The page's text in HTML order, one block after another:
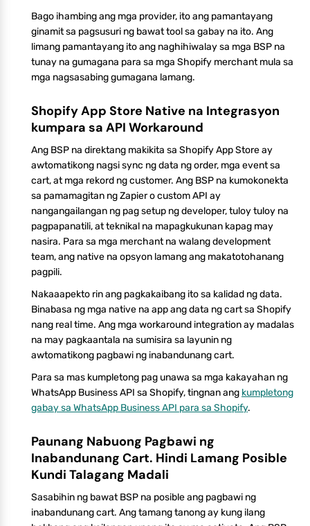
Bago ihambing ang mga provider, ito ang pamantayang
ginamit sa pagsusuri ng bawat tool sa gabay na ito. Ang
limang pamantayang ito ang naghihiwalay sa mga BSP na
tunay na gumagana para sa mga Shopify merchant mula sa
mga nagsasabing gumagana lamang.
Shopify App Store Native na Integrasyon
kumpara sa API Workaround
Ang BSP na direktang makikita sa Shopify App Store ay
awtomatikong nagsi sync ng data ng order, mga event sa
cart, at mga rekord ng customer. Ang BSP na kumokonekta
sa pamamagitan ng Zapier o custom API ay
nangangailangan ng pag setup ng developer, tuloy tuloy na
pagpapanatili, at teknikal na mapagkukunan kapag may
nasira. Para sa mga merchant na walang development
team, ang native na opsyon lamang ang makatotohanang
pagpili.
Nakaaapekto rin ang pagkakaibang ito sa kalidad ng data.
Binabasa ng mga native na app ang data ng cart sa Shopify
nang real time. Ang mga workaround integration ay madalas
na may pagkaantala na sumisira sa layunin ng
awtomatikong pagbawi ng inabandunang cart.
Para sa mas kumpletong pag unawa sa mga kakayahan ng
WhatsApp Business API sa Shopify, tingnan ang kumpletong
gabay sa WhatsApp Business API para sa Shopify.
Paunang Nabuong Pagbawi ng
Inabandunang Cart. Hindi Lamang Posible
Kundi Talagang Madali
Sasabihin ng bawat BSP na posible ang pagbawi ng
inabandunang cart. Ang tamang tanong ay kung ilang